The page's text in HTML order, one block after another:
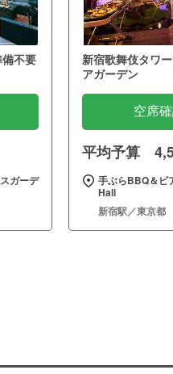
不要
ガーデ
新宿歌舞伎タワ
アガーデン
空席
平均予算
手ぶらBBQ＆ビ
Hall
新宿駅／東京都